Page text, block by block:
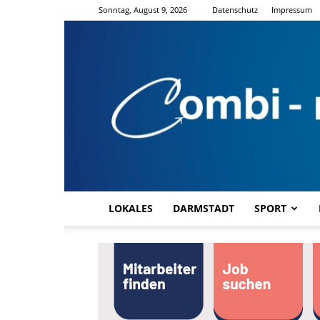
Sonntag, August 9, 2026 Datenschutz Impressum
LOKALES DARMSTADT SPORT